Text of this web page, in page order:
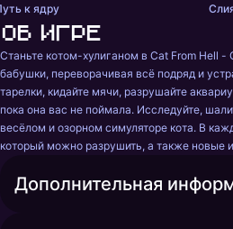
к ядру
Об игре
Станьте котом-хулиганом в Cat From Hell -
бабушки, переворачивая всё подряд и
тарелки, кидайте мячи, разрушайте
пока она вас не поймала. Исследуйте,
весёлом и озорном симуляторе кота. В
который можно разрушить, а также новые
Дополнительная